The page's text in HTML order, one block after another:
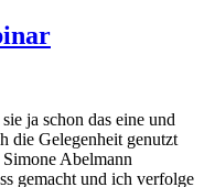
ja schon das eine und
die Gelegenheit genutzt
Abelmann
gemacht und ich verfolge